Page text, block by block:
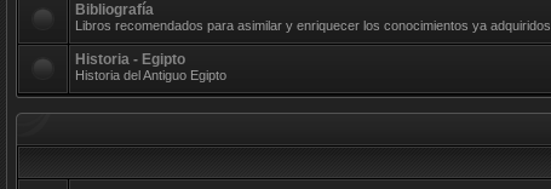
Bibliografía
Libros recomendados para asimilar y enriquecer los conocimientos ya adquiridos.
Historia - Egipto
Historia del Antiguo Egipto